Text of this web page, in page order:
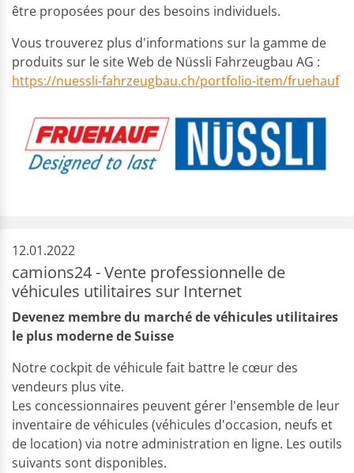
être proposées pour des besoins individuels.
Vous trouverez plus d'informations sur la gamme de
produits sur le site Web de Nüssli Fahrzeugbau AG :
https://nuessli-fahrzeugbau.ch/portfolio-item/fruehauf
12.01.2022
camions24 - Vente professionnelle de
véhicules utilitaires sur Internet
Devenez membre du marché de véhicules utilitaires
le plus moderne de Suisse
Notre cockpit de véhicule fait battre le cœur des
vendeurs plus vite.
Les concessionnaires peuvent gérer l'ensemble de leur
inventaire de véhicules (véhicules d'occasion, neufs et
de location) via notre administration en ligne. Les outils
suivants sont disponibles.